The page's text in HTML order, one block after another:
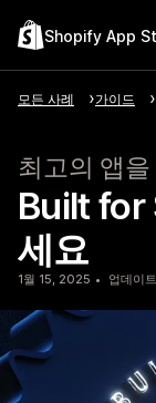
Shopify App
모든 사례 가이드
최고의 앱
Built for
세요
1월 15, 2025 업데이